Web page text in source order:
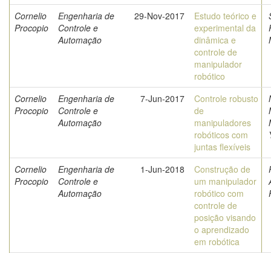
Cornelio
Procopio
Engenharia de
Controle e
Automação
29-Nov-2017
Estudo teórico e
experimental da
dinâmica e
controle de
manipulador
robótico
Cornelio
Procopio
Engenharia de
Controle e
Automação
7-Jun-2017
Controle robusto
de
manipuladores
robóticos com
juntas flexíveis
Cornelio
Procopio
Engenharia de
Controle e
Automação
1-Jun-2018
Construção de
um manipulador
robótico com
controle de
posição visando
o aprendizado
em robótica